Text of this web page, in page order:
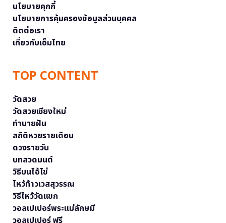
นโยบายคุกกี้
นโยบายการคุ้มครองข้อมูลส่วนบุคคล
ติดต่อเรา
เกี่ยวกับเอ็มไทย
TOP CONTENT
วัดสวย
วัดสวยเชียงใหม่
ทำนายฝัน
สถิติหวยรายเดือน
ดวงรายวัน
บทสวดมนต์
วิธีบนไอ้ไข่
ไหว้ท้าวเวสสุวรรณ
วิธีไหว้วัดแขก
วอลเปเปอร์พระแม่ลักษมี
วอลเปเปอร์ ฟรี